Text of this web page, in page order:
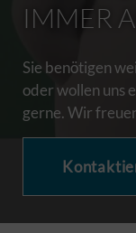
IMMER
Sie benötigen
oder wollen uns
gerne. Wir